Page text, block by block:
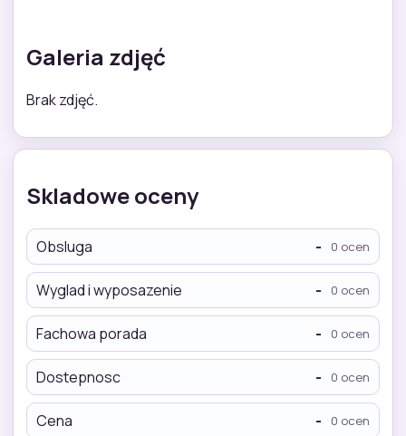
Galeria zdjęć
Brak zdjęć.
Skladowe oceny
Obsluga - 0 ocen
Wyglad i wyposazenie - 0 ocen
Fachowa porada - 0 ocen
Dostepnosc - 0 ocen
Cena - 0 ocen